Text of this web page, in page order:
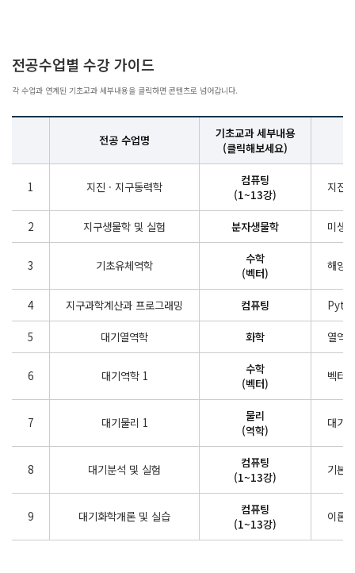
전공수업별 수강 가이드
각 수업과 연계된 기초교과 세부내용을 클릭하면 콘텐츠로 넘어갑니다.
전공 수업명
기초교과 세부내용
(클릭해보세요)
1 지진 · 지구동력학
컴퓨팅
(1~13강)
지진
2 지구생물학 및 실험 분자생물학 미생
3 기초유체역학
수학
(벡터)
해양
4 지구과학계산과 프로그래밍 컴퓨팅
5 대기열역학 화학 열역
6 대기역학 1
수학
(벡터)
벡터
7 대기물리 1
물리
(역학)
대기
8 대기분석 및 실험
컴퓨팅
(1~13강)
기본
9 대기화학개론 및 실습
컴퓨팅
(1~13강)
이론